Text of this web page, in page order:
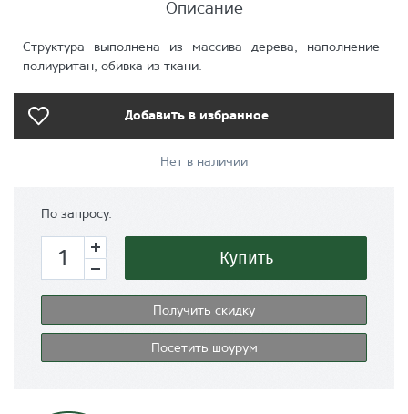
Описание
Структура выполнена из массива дерева, наполнение-
полиуритан, обивка из ткани.
Добавить в избранное
Нет в наличии
По запросу.
Купить
Получить скидку
Посетить шоурум